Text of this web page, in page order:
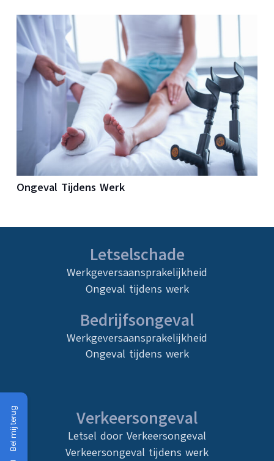
Ongeval Tijdens Werk
Letselschade
Werkgeversaansprakelijkheid
Ongeval tijdens werk
Bedrijfsongeval
Werkgeversaansprakelijkheid
Ongeval tijdens werk
Verkeersongeval
Letsel door Verkeersongeval
Verkeersongeval tijdens werk
Bel mij terug